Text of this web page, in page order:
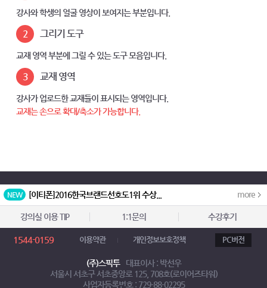
강사와 학생의 얼굴 영상이 보여지는 부분입니다.
2 그리기 도구
교재 영역 부분에 그릴 수 있는 도구 모음입니다.
3 교재 영역
강사가 업로드한 교재들이 표시되는 영역입니다.
교재는 손으로 확대/축소가 가능합니다.
NEW [이티폰]2016한국브랜드선호도1위 수상...
NEW [이티폰]2018 대한민국 소비자신뢰 대표...
NEW [이티폰] 2015 대한민국 소비자신뢰 대표...
[이티폰]2025 한국소비자만족지수 1위 ...
more
강의실 이용 TIP 1:1문의 수강후기
1544-0159 이용약관 개인정보보호정책 PC버전
(주)스픽투
대표이사 : 박선우
서울시 서초구 서초중앙로 125, 708호(로이어즈타워)
사업자등록번호 : 729-88-02295